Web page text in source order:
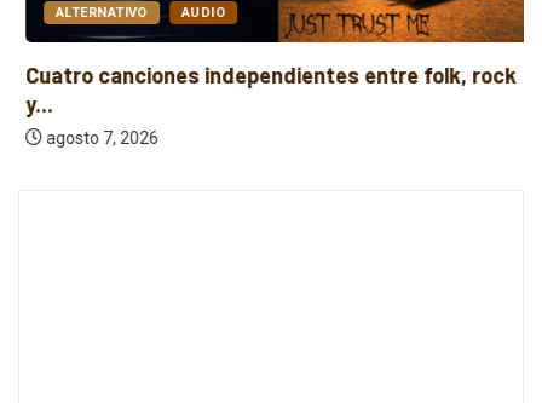
ALTERNATIVO AUDIO
Cuatro canciones independientes entre folk, rock
y...
agosto 7, 2026